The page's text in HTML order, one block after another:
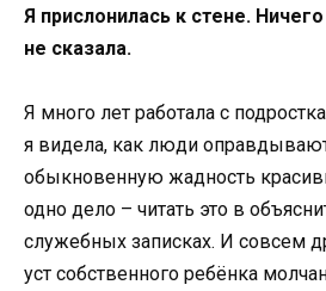
Я прислонилась к стене.
не сказала.
Я много лет работала с
я видела, как люди
обыкновенную жадность
одно дело – читать это в
служебных записках. И совсем
уст собственного ребёнка